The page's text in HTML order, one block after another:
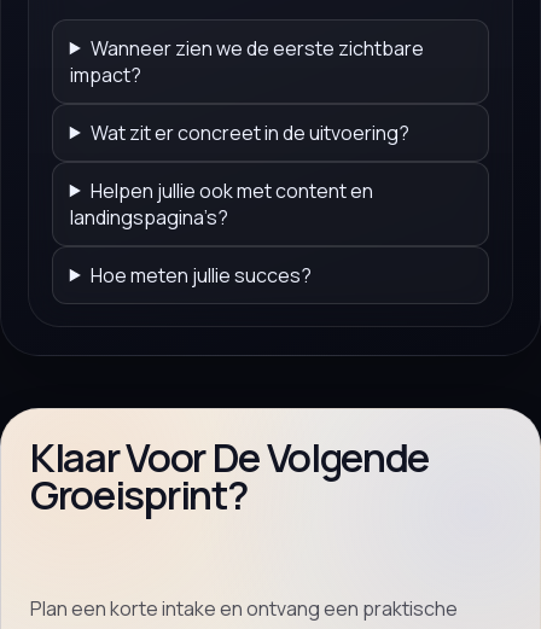
Wanneer zien we de eerste zichtbare
impact?
Wat zit er concreet in de uitvoering?
Helpen jullie ook met content en
landingspagina’s?
Hoe meten jullie succes?
Klaar Voor De Volgende
Groeisprint?
Plan een korte intake en ontvang een praktische